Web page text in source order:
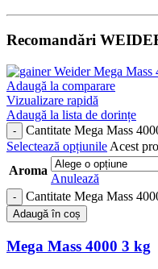
Recomandări
Adaugă la comparare
Vizualizare rapidă
Adaugă la lista de dorințe
Cantitate Mega Mass
Selectează opțiunile Acest
Aroma
Anulează
Cantitate Mega Mass
Adaugă în coș
Mega Mass 4000 3 kg